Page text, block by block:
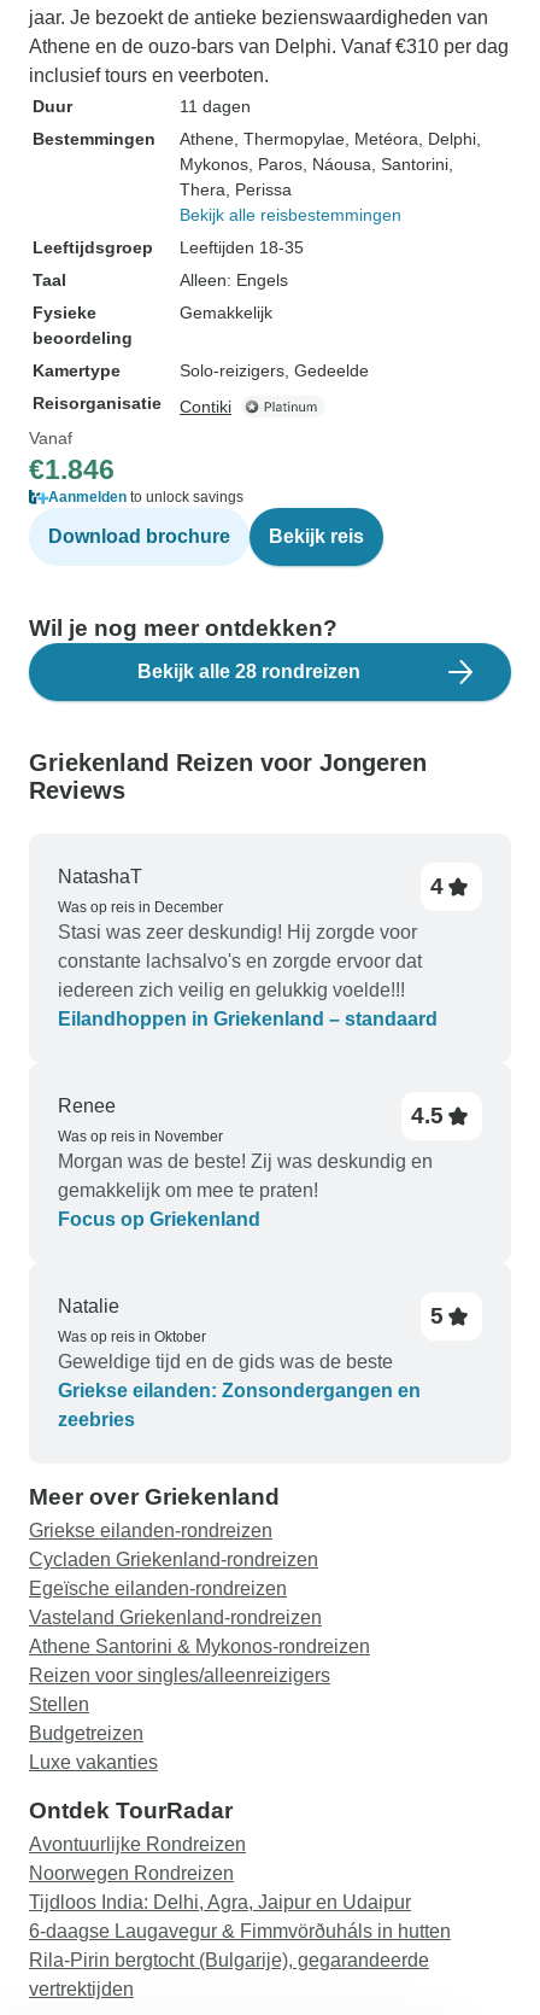
jaar. Je bezoekt de antieke bezienswaardigheden van
Athene en de ouzo-bars van Delphi. Vanaf €310 per dag
inclusief tours en veerboten.
Duur
11 dagen
Bestemmingen
Athene , Thermopylae , Metéora , Delphi
Mykonos , Paros , Náousa , Santorini
Thera , Perissa
Bekijk alle reisbestemmingen
Leeftijdsgroep
Leeftijden 18-35
Taal
Alleen: Engels
Fysieke
beoordeling
Gemakkelijk
Kamertype
Solo-reizigers, Gedeelde
Reisorganisatie
Contiki
Vanaf
€1.846
Aanmelden to unlock savings
Download brochure Bekijk reis
Wil je nog meer ontdekken?
Bekijk alle 28 rondreizen
Griekenland Reizen voor Jongeren
Reviews
NatashaT
Was op reis in December
4
Stasi was zeer deskundig! Hij zorgde voor
constante lachsalvo's en zorgde ervoor dat
iedereen zich veilig en gelukkig voelde!!!
Eilandhoppen in Griekenland – standaard
Renee
Was op reis in November
4.5
Morgan was de beste! Zij was deskundig en
gemakkelijk om mee te praten!
Focus op Griekenland
Natalie
Was op reis in Oktober
5
Geweldige tijd en de gids was de beste
Griekse eilanden: Zonsondergangen en
zeebries
Meer over Griekenland
Griekse eilanden-rondreizen
Cycladen Griekenland-rondreizen
Egeïsche eilanden-rondreizen
Vasteland Griekenland-rondreizen
Athene Santorini & Mykonos-rondreizen
Reizen voor singles/alleenreizigers
Stellen
Budgetreizen
Luxe vakanties
Ontdek TourRadar
Avontuurlijke Rondreizen
Noorwegen Rondreizen
Tijdloos India: Delhi, Agra, Jaipur en Udaipur
6-daagse Laugavegur & Fimmvörðuháls in hutten
Rila-Pirin bergtocht (Bulgarije), gegarandeerde
vertrektijden